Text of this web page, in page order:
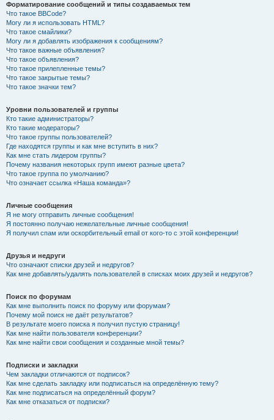
Форматирование сообщений и типы создаваемых тем
Что такое BBCode?
Могу ли я использовать HTML?
Что такое смайлики?
Могу ли я добавлять изображения к сообщениям?
Что такое важные объявления?
Что такое объявления?
Что такое прилепленные темы?
Что такое закрытые темы?
Что такое значки тем?
Уровни пользователей и группы
Кто такие администраторы?
Кто такие модераторы?
Что такое группы пользователей?
Где находятся группы и как мне вступить в них?
Как мне стать лидером группы?
Почему названия некоторых групп имеют разные цвета?
Что такое группа по умолчанию?
Что означает ссылка «Наша команда»?
Личные сообщения
Я не могу отправить личные сообщения!
Я постоянно получаю нежелательные личные сообщения!
Я получил спам или оскорбительный email от кого-то с этой конференции!
Друзья и недруги
Что означают списки друзей и недругов?
Как мне добавлять/удалять пользователей в списках моих друзей и недругов?
Поиск по форумам
Как мне выполнить поиск по форуму или форумам?
Почему мой поиск не даёт результатов?
В результате моего поиска я получил пустую страницу!
Как мне найти пользователя конференции?
Как мне найти свои сообщения и созданные мной темы?
Подписки и закладки
Чем закладки отличаются от подписок?
Как мне сделать закладку или подписаться на определённую тему?
Как мне подписаться на определённый форум?
Как мне отказаться от подписки?